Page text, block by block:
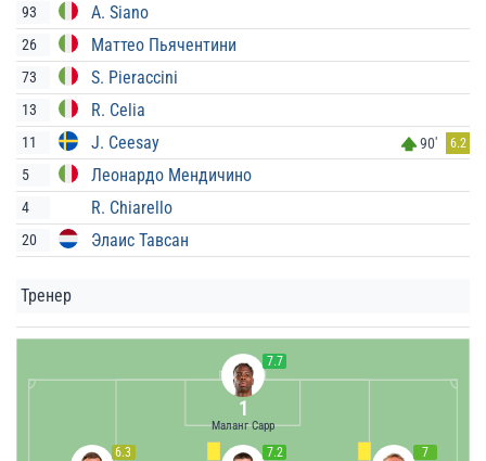
93 A. Siano
26 Маттео Пьячентини
73 S. Pieraccini
13 R. Celia
11 J. Ceesay 90' 6.2
5 Леонардо Мендичино
4 R. Chiarello
20 Элаис Тавсан
Тренер
7.7
1
Маланг Сарр
7
7.2
6.3